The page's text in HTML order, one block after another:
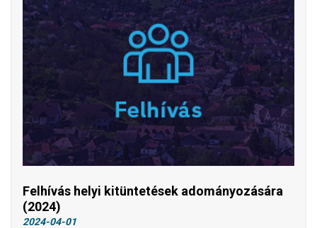
Felhívás helyi kitüntetések adományozására
(2024)
2024-04-01